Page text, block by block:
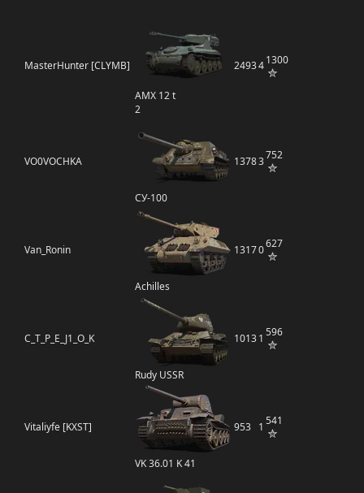
MasterHunter [CLYMB]
AMX 12 t
2
249341300
VO0VOCHKA
СУ-100
13783752
Van_Ronin
Achilles
13170627
C_T_P_E_J1_O_K
Rudy USSR
10131 596
Vitaliyfe [KXST]
VK 36.01 K 41
953 1 541